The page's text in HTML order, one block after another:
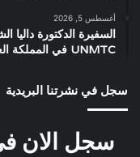
أغسطس 5, 2026
السفيرة الدكتورة داليا
UNMTC في المملكة العربية السعودية
سجل في نشرتنا البريدية
سجل الان في